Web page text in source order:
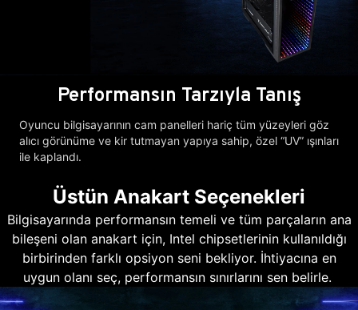
Performansın Tarzıyla Tanış
Oyuncu bilgisayarının cam panelleri hariç tüm yüzeyleri göz
alıcı görünüme ve kir tutmayan yapıya sahip, özel “UV” ışınları
ile kaplandı.
Üstün Anakart Seçenekleri
Bilgisayarında performansın temeli ve tüm parçaların ana
bileşeni olan anakart için, Intel chipsetlerinin kullanıldığı
birbirinden farklı opsiyon seni bekliyor. İhtiyacına en
uygun olanı seç, performansın sınırlarını sen belirle.